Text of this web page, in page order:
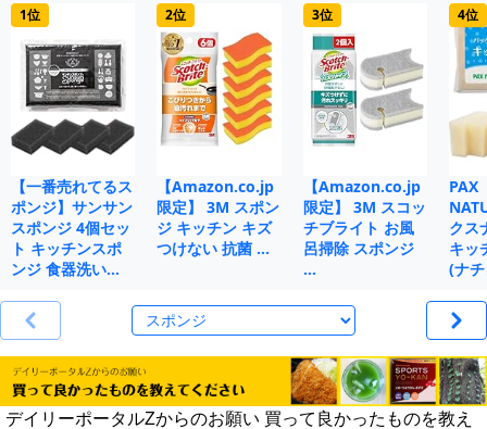
1位
【一番売れてるス
ポンジ】サンサン
スポンジ 4個セッ
ト キッチンスポ
ンジ 食器洗い…
2位
【Amazon.co.jp
限定】 3M スポン
ジ キッチン キズ
つけない 抗菌 …
3位
【Amazon.co.jp
限定】 3M スコッ
チブライト お風
呂掃除 スポンジ
…
4位
PAX
クス
キッ
(ナ
デイリーポータルZからのお願い 買って良かったものを教え